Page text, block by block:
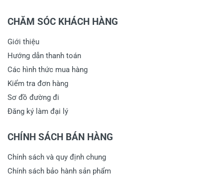
CHĂM SÓC KHÁCH HÀNG
Giới thiệu
Hướng dẫn thanh toán
Các hình thức mua hàng
Kiểm tra đơn hàng
Sơ đồ đường đi
Đăng ký làm đại lý
CHÍNH SÁCH BÁN HÀNG
Chính sách và quy định chung
Chính sách bảo hành sản phẩm